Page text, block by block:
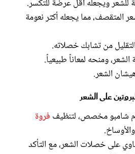
للشعر ويجعله أقل عرضة للتكسر.
المتقصف، مما يجعله أكثر نعومة
من تشابك خصلاته.
ومنحه لمعاناً طبيعياً.
الشعر.
على الشعر
شامبو مخصص، لتنظيف فروة
على خصلات الشعر، مع التأكد